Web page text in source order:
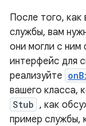
После того, как
службы, вам
они могли с ним
интерфейс для
реализуйте
вашего класса,
Stub , как
пример службы,